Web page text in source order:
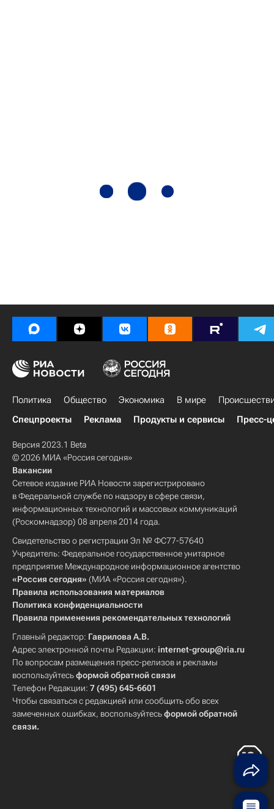
Политика Общество Экономика В мире
Спецпроекты
Реклама Продукты и сервисы Пресс-
Версия 2023.1 Beta
© 2026 МИА «Россия сегодня»
Вакансии
Сетевое издание РИА Новости зарегистрировано
в Федеральной службе по надзору в сфере связи,
информационных технологий и массовых коммуникаций
(Роскомнадзор) 08 апреля 2014 года.
Свидетельство о регистрации Эл № ФС77-57640
Учредитель: Федеральное государственное унитарное
предприятие Международное информационное агентство
«Россия сегодня» (МИА «Россия сегодня»).
Правила использования материалов
Политика конфиденциальности
Правила применения рекомендательных технологий
Главный редактор: Гаврилова А.В.
Адрес электронной почты Редакции: internet-group@ria.ru
По вопросам размещения пресс-релизов и рекламы
воспользуйтесьформой обратной связи
Телефон Редакции: 7 (495) 645-6601
Чтобы связаться с редакцией или сообщить обо всех
замеченных ошибках, воспользуйтесьформой обратной
связи.